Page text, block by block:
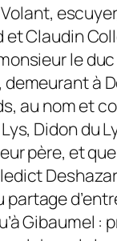
Claudin
le
au nom et
Didon du
père, et
Gibaumel